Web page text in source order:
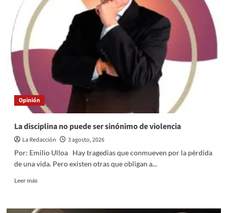
que
ya
labrador
Opinión
La disciplina no puede ser sinónimo de violencia
La Redacción
3 agosto, 2026
Por: Emilio Ulloa Hay tragedias que conmueven por la pérdida
de una vida. Pero existen otras que obligan a...
Leer másRead
La